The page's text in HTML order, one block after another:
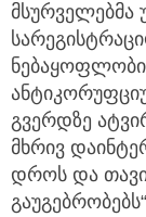
მსურველებმა
გვერდზე
მხრივ
დროს და